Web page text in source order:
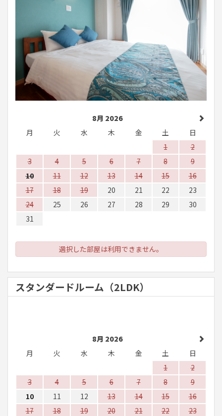
8月 2026
月
火 水 木 金 土
日
1
2
3
4 5 6 7 8
9
10
11 12 13 14 15
16
17
18 19 20 21 22
23
24
25 26 27 28 29
30
31
選択した部屋は利用できません。
スタンダードルーム（2LDK）
8月 2026
月
火 水 木 金 土
日
1
2
3
4 5 6 7 8
9
10
11 12 13 14 15
16
17
18 19 20 21 22 23